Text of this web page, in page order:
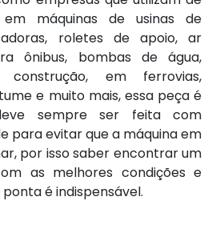
em máquinas de usinas de
roletes de apoio, ar
ônibus, bombas de água,
construção, em ferrovias,
e muito mais, essa peça é
sempre ser feita com
para evitar que a máquina em
por isso saber encontrar um
as melhores condições e
é indispensável.